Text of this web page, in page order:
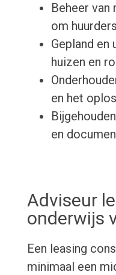
Beheer van
om
Gepland en
huizen en
en het
en
Adviseur
onderwijs
Een leasing
minimaal een